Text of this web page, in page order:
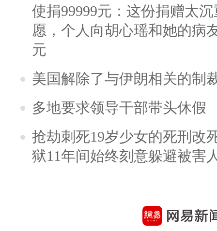
使捐99999元：这份捐赠太
愿，个人向胡心瑶和她的病
元
美国解除了与伊朗相关的制
多地要求领导干部带头休假
抢劫刺死19岁少女的死刑改
狱11年间始终刻意躲避被害